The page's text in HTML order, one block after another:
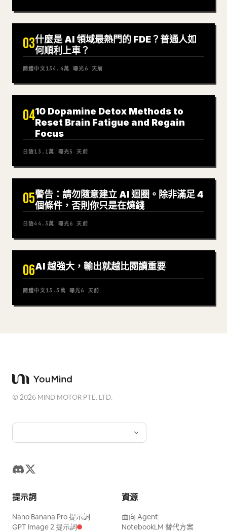
03什麼是 AI 領域最熱門的 FDE？普通人如
何順利上車？
簡體中文134.4萬 曝光 6 天前
0410 Dopamine Detox Methods to
Reset Brain Fatigue and Regain
Focus
日語13.1萬 曝光5 天前
05警告：請勿隨意建立 AI 迴圈。除非滿足 4
個條件，否則你只是在燒錢
日語44.3萬 曝光6 天前
06AI 越強大，輸出就越比閱讀重要
簡體中文13.3萬 曝光6 天前
©2026 MIND MOTOR PTE. LTD.
提示詞
Nano Banana Pro 提示詞
GPT Image 2 提示詞
資源
面向 Agent
NotebookLM 替代方案